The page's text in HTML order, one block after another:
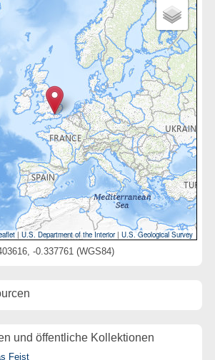
| U.S. Department of the Interior|U.S. Geological Survey
-0.337761 (WGS84)
und öffentliche Kollektionen
Feist